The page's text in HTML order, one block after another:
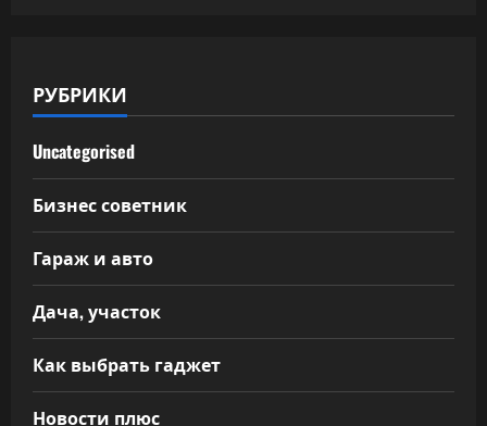
РУБРИКИ
Uncategorised
Бизнес советник
Гараж и авто
Дача, участок
Как выбрать гаджет
Новости плюс